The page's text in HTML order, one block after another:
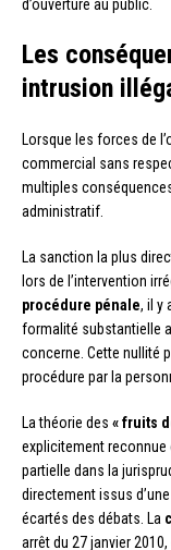
d’ouverture au public.
Les
intrusion
Lorsque les forces de
commercial sans
multiples
administratif.
La sanction la plus
lors de l’intervention
procédure pénale, il y
formalité substantielle
concerne. Cette nullité
procédure par la
La théorie des « fruits
explicitement
partielle dans la
directement issus
écartés des débats. La
arrêt du 27 janvier